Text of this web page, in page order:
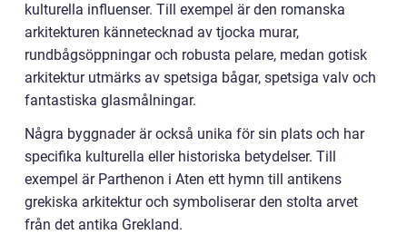
kulturella influenser. Till exempel är den romanska
arkitekturen kännetecknad av tjocka murar,
rundbågsöppningar och robusta pelare, medan gotisk
arkitektur utmärks av spetsiga bågar, spetsiga valv och
fantastiska glasmålningar.
Några byggnader är också unika för sin plats och har
specifika kulturella eller historiska betydelser. Till
exempel är Parthenon i Aten ett hymn till antikens
grekiska arkitektur och symboliserar den stolta arvet
från det antika Grekland.